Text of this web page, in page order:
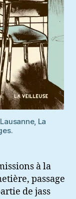
La
à la
passage
de jass